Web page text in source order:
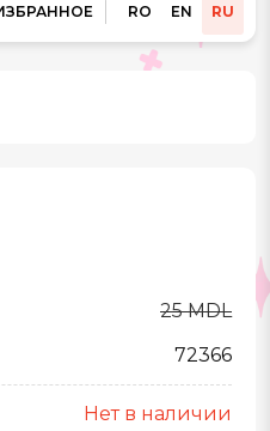
RO EN RU
25 MDL
72366
Нет в наличии